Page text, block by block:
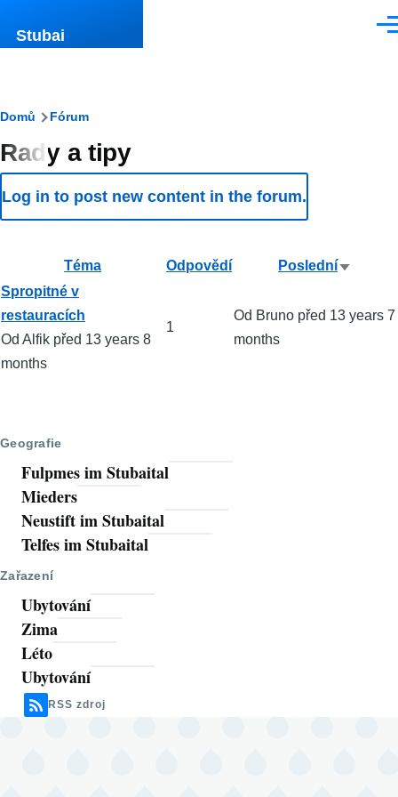
Stubai
Drobečková
navigace
Domů Fórum
Rady a tipy
Log in to post new content in the forum.
Téma Odpovědí Poslední Seřadit
Normální
téma
Spropitné v
restauracích
Od Alfik před 13 years 8
months
1
Od Bruno před 13 years 7
months
Geografie
Fulpmes im Stubaital
Mieders
Neustift im Stubaital
Telfes im Stubaital
Zařazení
Ubytování
Zima
Léto
Ubytování
RSS zdroj